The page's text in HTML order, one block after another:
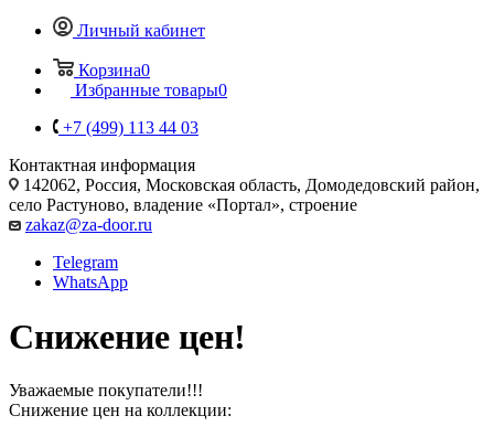
Личный кабинет
Корзина0
Избранные товары0
+7 (499) 113 44 03
Контактная информация
142062, Россия, Московская область, Домодедовский район,
село Растуново, владение «Портал», строение
zakaz@za-door.ru
Telegram
WhatsApp
Снижение цен!
Уважаемые покупатели!!!
Снижение цен на коллекции: